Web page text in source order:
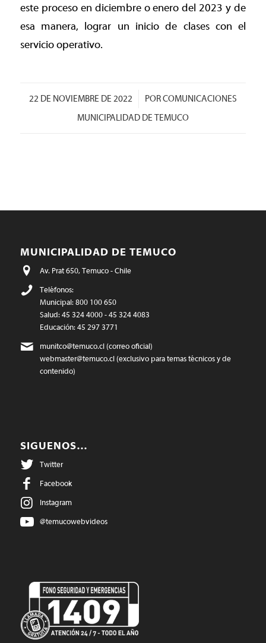
este proceso en diciembre o enero del 2023 y de
esa manera, lograr un inicio de clases con el
servicio operativo.
22 DE NOVIEMBRE DE 2022
/ PORCOMUNICACIONES
MUNICIPALIDAD DE TEMUCO
MUNICIPALIDAD DE TEMUCO
Av. Prat 650, Temuco - Chile
Teléfonos:
Municipal: 800 100 650
Salud: 45 324 4000 - 45 324 4083
Educación: 45 297 3771
munitco@temuco.cl(correo oficial)
webmaster@temuco.cl(exclusivo para temas técnicos y de
contenido)
SIGUENOS…
Twitter
Facebook
Instagram
@temucowebvideos